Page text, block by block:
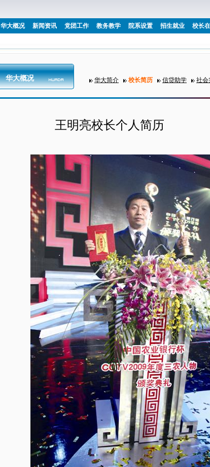
华大概况 新闻资讯 党团工作 教务教学 院系设置 招生就业 校长
华大概况 华大简介 校长简历 信贷助学 社会
王明亮校长个人简历